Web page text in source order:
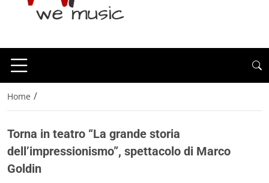
Home /
Torna in teatro “La grande storia
dell’impressionismo”, spettacolo di Marco
Goldin